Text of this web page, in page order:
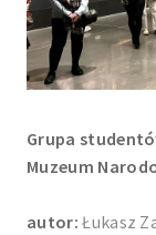
Grupa
Muzeum
autor: Łukasz